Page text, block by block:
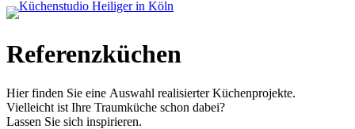
Referenzküchen
Hier finden Sie eine Auswahl realisierter Küchenprojekte.
Vielleicht ist Ihre Traumküche schon dabei?
Lassen Sie sich inspirieren.